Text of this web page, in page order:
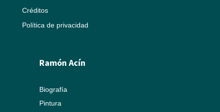
Créditos
Política de privacidad
Ramón Acín
Biografía
Pintura